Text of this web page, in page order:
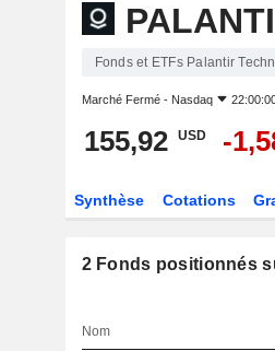
Fonds et ETFs Palantir
Marché Fermé - Nasdaq
155,92 USD -
Synthèse Cotations
2Fonds positionnés
Nom